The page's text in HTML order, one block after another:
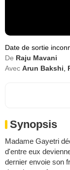
Date de sortie
De Raju Mavani
Avec Arun Bakshi
Synopsis
Madame Gayetri
d'entre eux
dernier envoie son